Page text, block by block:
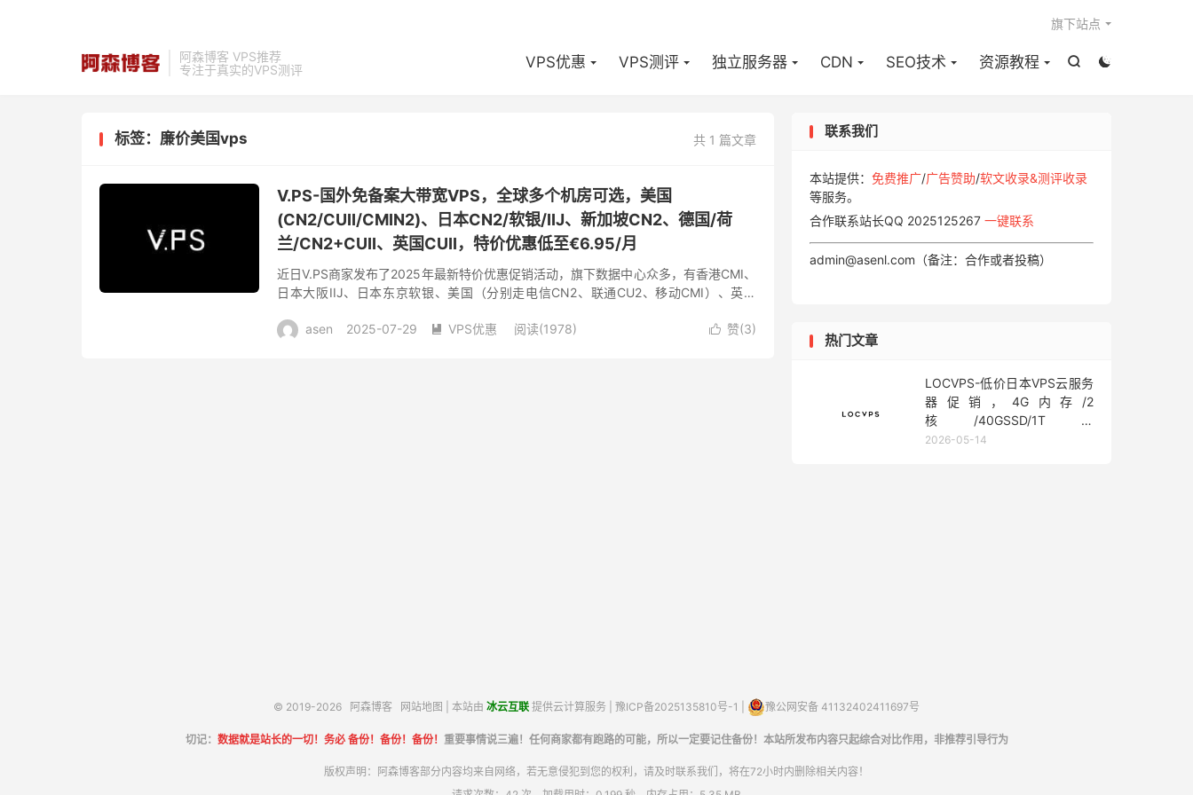
阿森博客 VPS推荐
专注于真实的VPS测评


VPS优惠 VPS测评 独立服务器 CDN SEO技术 资源教程
旗下站点
共 1 篇文章
标签：廉价美国vps
V.PS-国外免备案大带宽VPS，全球多个机房可选，美国
(CN2/CUII/CMIN2)、日本CN2/软银/IIJ、新加坡CN2、德国/荷
兰/CN2+CUII、英国CUII，特价优惠低至€6.95/月
近日V.PS商家发布了2025年最新特价优惠促销活动，旗下数据中心众多，有香港CMI、
日本大阪IIJ、日本东京软银、美国（分别走电信CN2、联通CU2、移动CMI）、英国
 赞(3)
asen 2025-07-29  VPS优惠 阅读(1978)
联系我们
本站提供： 免费推广/广告赞助/软文收录&测评收录
等服务。
合作联系站长QQ 2025125267 一键联系
admin@asenl.com（备注：合作或者投稿）
热门文章
LOCVPS-低价日本VPS云服务
器促销，4G内存/2
核/40GSSD/1T流
量/450Mbps带宽，低至36元/
2026-05-14
© 2019-2026 阿森博客 网站地图 | 本站由 冰云互联 提供云计算服务 | 豫ICP备2025135810号-1 豫公网安备 41132402411697号
切记： 数据就是站长的一切！务必 备份！备份！备份！ 重要事情说三遍！任何商家都有跑路的可能，所以一定要记住备份！本站所发布内容只起综合对比作用，非推荐引导行为
版权声明：阿森博客部分内容均来自网络，若无意侵犯到您的权利，请及时联系我们，将在72小时内删除相关内容！